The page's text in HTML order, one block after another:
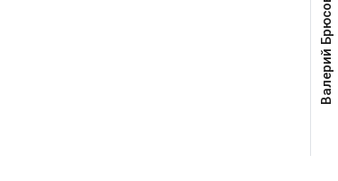
Валерий Брюсов